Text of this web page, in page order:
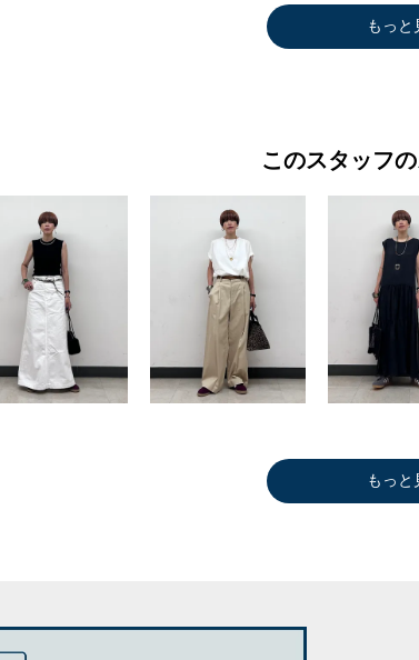
もっと
このスタッフ
もっと